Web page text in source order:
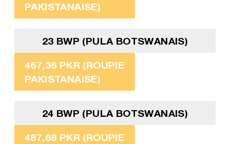
PAKISTANAISE)
23 BWP (PULA BOTSWANAIS)
467,36 PKR (ROUPIE
PAKISTANAISE)
24 BWP (PULA BOTSWANAIS)
487,68 PKR (ROUPIE